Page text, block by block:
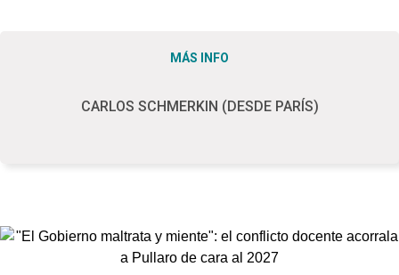
MÁS INFO
CARLOS SCHMERKIN (DESDE PARÍS)